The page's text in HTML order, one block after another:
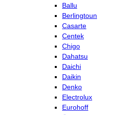
Ballu
Berlingtoun
Casarte
Centek
Chigo
Dahatsu
Daichi
Daikin
Denko
Electrolux
Eurohoff